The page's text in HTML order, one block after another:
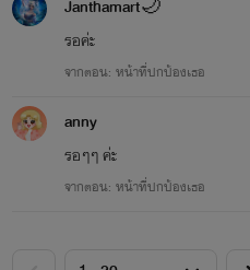
Janthamart🌙
รอค่ะ
จากตอน: หน้าที่ปกป้องเธอ
anny
รอๆๆ ค่ะ
จากตอน: หน้าที่ปกป้องเธอ